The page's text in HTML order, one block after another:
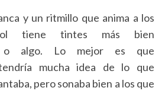
y un ritmillo que anima a los
tiene tintes más bien
o algo. Lo mejor es que
mucha idea de lo que
pero sonaba bien a los que